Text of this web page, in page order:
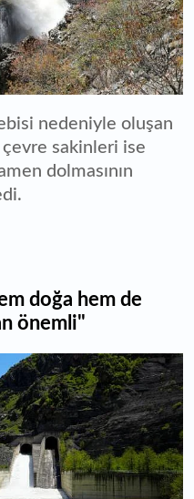
nedeniyle oluşan
sakinleri ise
dolmasının
doğa hem de
önemli"